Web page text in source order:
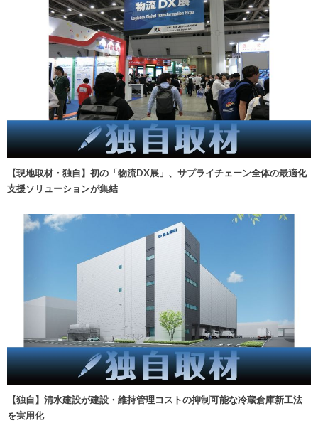
【現地取材・独自】初の「物流DX展」、サプライチェーン全体の最適化
支援ソリューションが集結
【独自】清水建設が建設・維持管理コストの抑制可能な冷蔵倉庫新工法
を実用化